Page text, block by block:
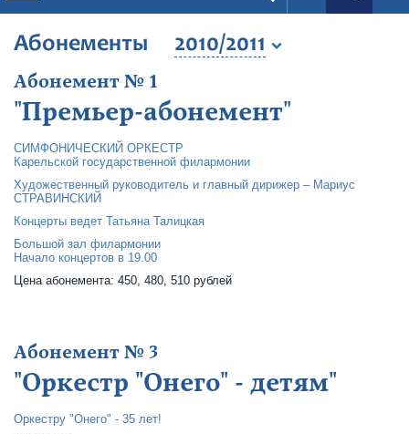
Philharmonic
Current events
Абонементы
2010/2011
Абонемент № 1
"Премьер-абонемент"
СИМФОНИЧЕСКИЙ ОРКЕСТР
Карельской государственной филармонии
Художественный руководитель и главный дирижер – Мариус
СТРАВИНСКИЙ
Концерты ведет Татьяна Талицкая
Большой зал филармонии
Начало концертов в 19.00
Цена абонемента: 450, 480, 510 рублей
Абонемент № 3
"Оркестр "Онего" - детям"
Оркестру "Онего" - 35 лет!